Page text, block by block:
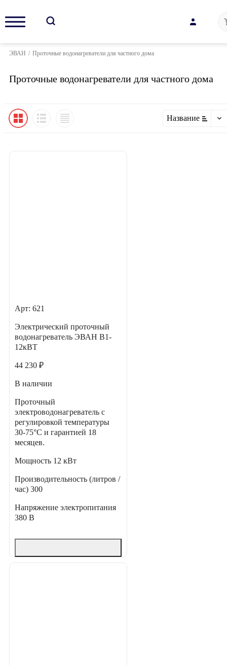
ЭВАН / Проточные водонагреватели для частного дома
Проточные водонагреватели для частного дома
Название
Арт: 621
Электрический проточный
водонагреватель ЭВАН В1-
12кВТ
44 230 ₽
В наличии
Проточный
электроводонагреватель с
регулировкой температуры
30-75°С и гарантией 18
месяцев.
Мощность 12 кВт
Производительность (литров /
час) 300
Напряжение электропитания
380 В